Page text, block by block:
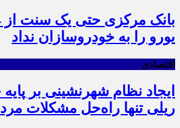
یورو را به خودروسازان نداد
اقتصادی
ایجاد نظام شهرنشینی بر
ریلی تنها راه‌حل مشکلات